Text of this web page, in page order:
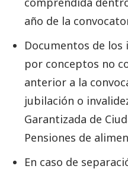
año de la
Documentos de
por conceptos no
anterior a la
jubilación o
Garantizada de
Pensiones de
En caso de